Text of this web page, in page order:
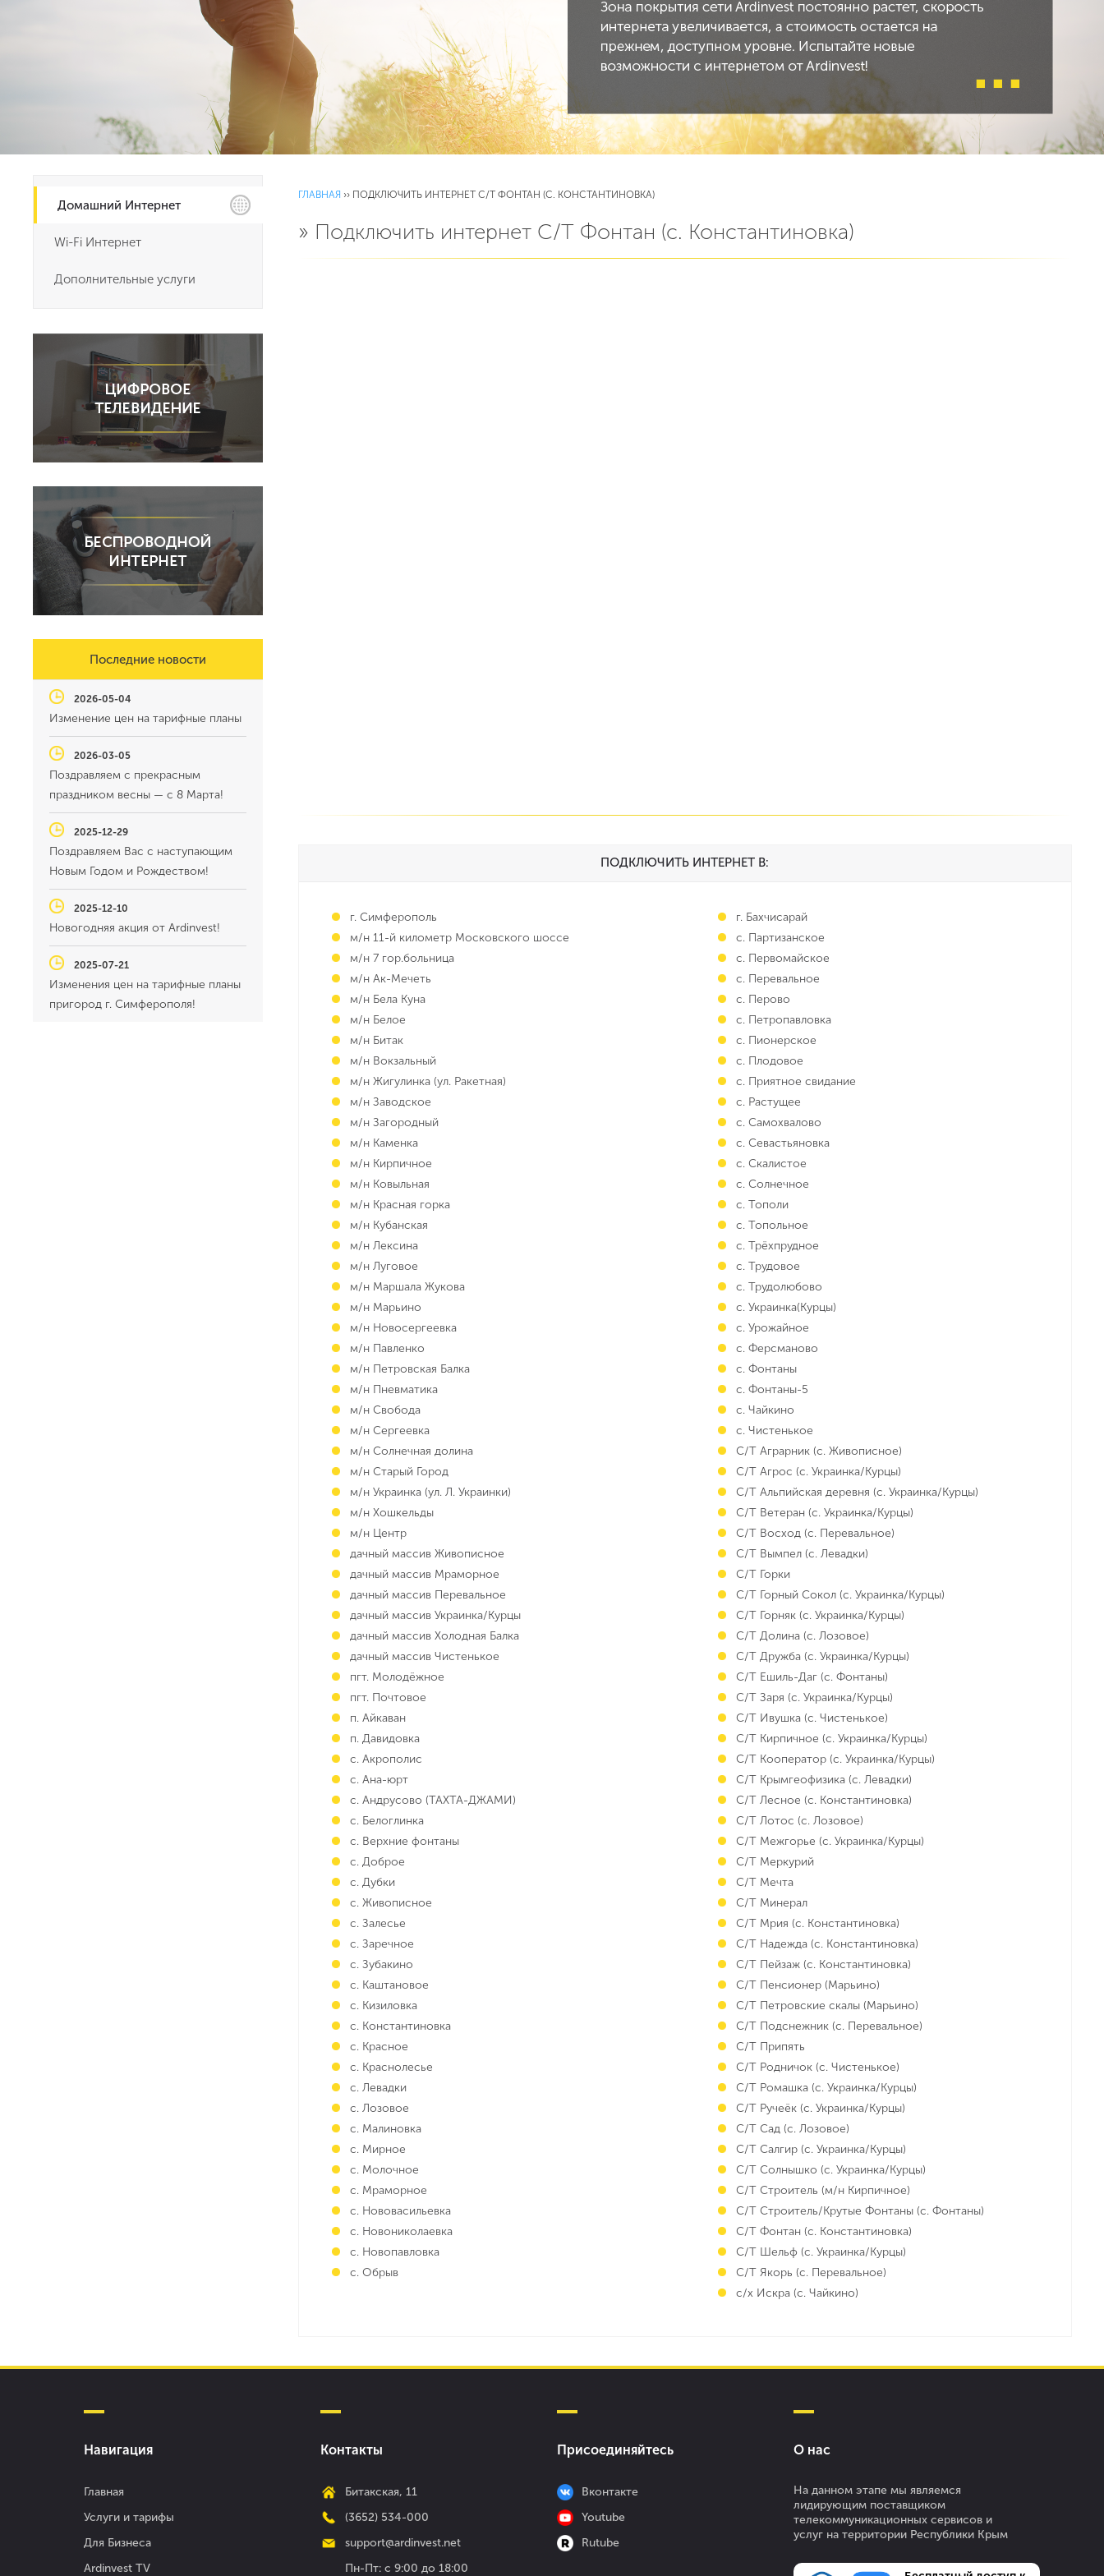
ГЛАВНАЯ ›› ПОДКЛЮЧИТЬ ИНТЕРНЕТ С/Т ФОНТАН (С. КОНСТАНТИНОВКА)
» Подключить интернет С/Т Фонтан (с. Константиновка)
ПОДКЛЮЧИТЬ ИНТЕРНЕТ В:
г. Симферополь
м/н 11-й километр Московского шоссе
м/н 7 гор.больница
м/н Ак-Мечеть
м/н Бела Куна
м/н Белое
м/н Битак
м/н Вокзальный
м/н Жигулинка (ул. Ракетная)
м/н Заводское
м/н Загородный
м/н Каменка
м/н Кирпичное
м/н Ковыльная
м/н Красная горка
м/н Кубанская
м/н Лексина
м/н Луговое
м/н Маршала Жукова
м/н Марьино
м/н Новосергеевка
м/н Павленко
м/н Петровская Балка
м/н Пневматика
м/н Свобода
м/н Сергеевка
м/н Солнечная долина
м/н Старый Город
м/н Украинка (ул. Л. Украинки)
м/н Хошкельды
м/н Центр
дачный массив Живописное
дачный массив Мраморное
дачный массив Перевальное
дачный массив Украинка/Курцы
дачный массив Холодная Балка
дачный массив Чистенькое
пгт. Молодёжное
пгт. Почтовое
п. Айкаван
п. Давидовка
с. Акрополис
с. Ана-юрт
с. Андрусово (ТАХТА-ДЖАМИ)
с. Белоглинка
с. Верхние фонтаны
с. Доброе
с. Дубки
с. Живописное
с. Залесье
с. Заречное
с. Зубакино
с. Каштановое
с. Кизиловка
с. Константиновка
с. Красное
с. Краснолесье
с. Левадки
с. Лозовое
с. Малиновка
с. Мирное
с. Молочное
с. Мраморное
с. Нововасильевка
с. Новониколаевка
с. Новопавловка
с. Обрыв
г. Бахчисарай
с. Партизанское
с. Первомайское
с. Перевальное
с. Перово
с. Петропавловка
с. Пионерское
с. Плодовое
с. Приятное свидание
с. Растущее
с. Самохвалово
с. Севастьяновка
с. Скалистое
с. Солнечное
с. Тополи
с. Топольное
с. Трёхпрудное
с. Трудовое
с. Трудолюбово
с. Украинка(Курцы)
с. Урожайное
с. Ферсманово
с. Фонтаны
с. Фонтаны-5
с. Чайкино
с. Чистенькое
С/Т Аграрник (с. Живописное)
С/Т Агрос (с. Украинка/Курцы)
С/Т Альпийская деревня (с. Украинка/Курцы)
С/Т Ветеран (с. Украинка/Курцы)
С/Т Восход (с. Перевальное)
С/Т Вымпел (с. Левадки)
С/Т Горки
С/Т Горный Сокол (с. Украинка/Курцы)
С/Т Горняк (с. Украинка/Курцы)
С/Т Долина (с. Лозовое)
С/Т Дружба (с. Украинка/Курцы)
С/Т Ешиль-Даг (с. Фонтаны)
С/Т Заря (с. Украинка/Курцы)
С/Т Ивушка (с. Чистенькое)
С/Т Кирпичное (с. Украинка/Курцы)
С/Т Кооператор (с. Украинка/Курцы)
С/Т Крымгеофизика (с. Левадки)
С/Т Лесное (с. Константиновка)
С/Т Лотос (с. Лозовое)
С/Т Межгорье (с. Украинка/Курцы)
С/Т Меркурий
С/Т Мечта
С/Т Минерал
С/Т Мрия (с. Константиновка)
С/Т Надежда (с. Константиновка)
С/Т Пейзаж (с. Константиновка)
С/Т Пенсионер (Марьино)
С/Т Петровские скалы (Марьино)
С/Т Подснежник (с. Перевальное)
С/Т Припять
С/Т Родничок (с. Чистенькое)
С/Т Ромашка (с. Украинка/Курцы)
С/Т Ручеёк (с. Украинка/Курцы)
С/Т Сад (с. Лозовое)
С/Т Салгир (с. Украинка/Курцы)
С/Т Солнышко (с. Украинка/Курцы)
С/Т Строитель (м/н Кирпичное)
С/Т Строитель/Крутые Фонтаны (с. Фонтаны)
С/Т Фонтан (с. Константиновка)
С/Т Шельф (с. Украинка/Курцы)
С/Т Якорь (с. Перевальное)
с/х Искра (с. Чайкино)
Домашний Интернет
Wi-Fi Интернет
Дополнительные услуги
Последние новости
2026-05-04
Изменение цен на тарифные планы
2026-03-05
Поздравляем с прекрасным
праздником весны — с 8 Марта!
2025-12-29
Поздравляем Вас с наступающим
Новым Годом и Рождеством!
2025-12-10
Новогодняя акция от Ardinvest!
2025-07-21
Изменения цен на тарифные планы
пригород г. Симферополя!
Навигация
Главная
Услуги и тарифы
Для Бизнеса
Ardinvest TV
Контакты
Битакская, 11
(3652) 534-000
support@ardinvest.net
Пн-Пт: с 9:00 до 18:00
Присоединяйтесь
Вконтакте
Youtube
Rutube
О нас
На данном этапе мы являемся
лидирующим поставщиком
телекоммуникационных сервисов и
услуг на территории Республики Крым